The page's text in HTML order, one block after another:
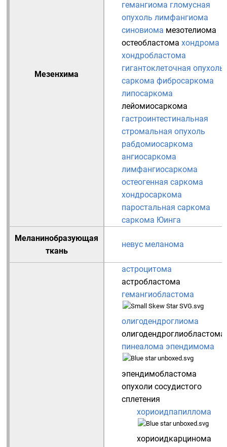
Мезенхима
гемангиома гломусная
опухоль лимфангиома
синовиома мезотелиома
остеобластома хондрома
хондробластома
гигантоклеточная опухоль
саркома фибросаркома
липосаркома
лейомиосаркома
гастроинтестинальная
стромальная опухоль
рабдомиосаркома
ангиосаркома
лимфангиосаркома
остеогенная саркома
хондросаркома
паростальная саркома
саркома Юинга
Меланинобразующая
ткань
невус меланома
астроцитома
астробластома
гемангиобластома
олигодендроглиома
олигодендроглиобластома
пинеалома эпендимома
эпендимобластома
опухоли сосудистого
сплетения
хориоидпапиллома
хориоидкарцинома